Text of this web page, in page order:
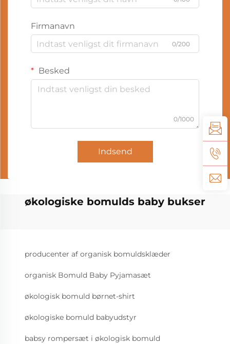
Firmanavn
0/200
Besked
0/1000
Indsend
økologiske bomulds baby bukser
producenter af organisk bomuldsklæder
organisk Bomuld Baby Pyjamasæt
økologisk bomuld børnet-shirt
økologiske bomuld babyudstyr
babsy rompersæt i økologisk bomuld